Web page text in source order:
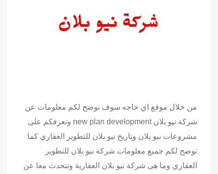
من خلال موقع اي حاجه سوف نوضح لكم معلومات عن
شركة نيو بلان new plan development ونعرفكم على
مشروعات نيو بلان وتاريخ نيو بلان للتطوير العقاري كما
نوضح لكم جميع معلومات شركة نيو بلان للتطوير
العقاري وما هى شركة نيو بلان العقارية ونتحدث معا عن